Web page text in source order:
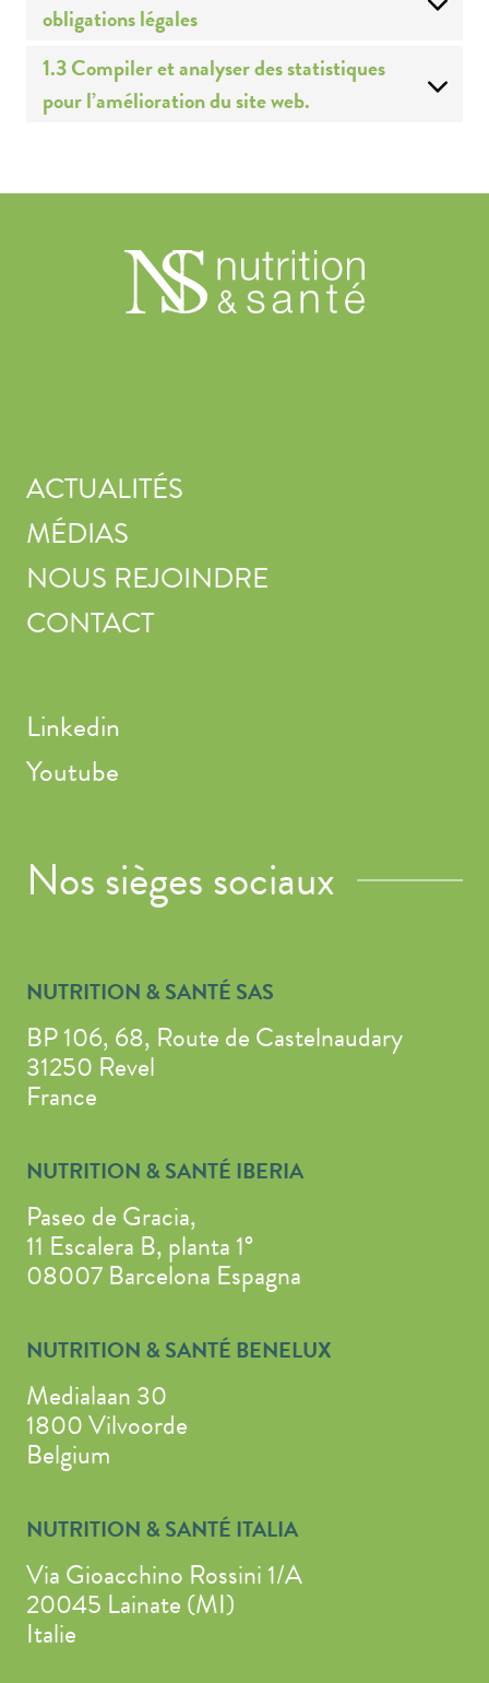
obligations légales
1.3 Compiler et analyser des statistiques
pour l’amélioration du site web.
ACTUALITÉS
MÉDIAS
NOUS REJOINDRE
CONTACT
Linkedin
Youtube
Nos sièges sociaux
NUTRITION & SANTÉ SAS
BP 106, 68, Route de Castelnaudary
31250 Revel
France
NUTRITION & SANTÉ IBERIA
Paseo de Gracia,
11 Escalera B, planta 1°
08007 Barcelona Espagna
NUTRITION & SANTÉ BENELUX
Medialaan 30
1800 Vilvoorde
Belgium
NUTRITION & SANTÉ ITALIA
Via Gioacchino Rossini 1/A
20045 Lainate (MI)
Italie